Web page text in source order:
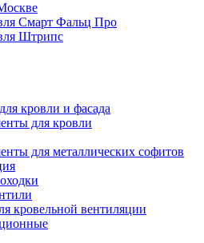
Смарт Фальц Про
Штрипс
кровли и фасада
для кровли
для металлических софитов
кровельной вентиляции